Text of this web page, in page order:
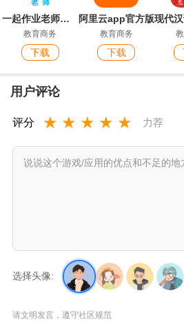
一起作业老师端最新版
教育商务
下载
阿里云app官方版
教育商务
下载
用户评论
评分 ★ ★ ★ ★ ★ 力荐
选择头像:
请文明发言，遵守社区规范